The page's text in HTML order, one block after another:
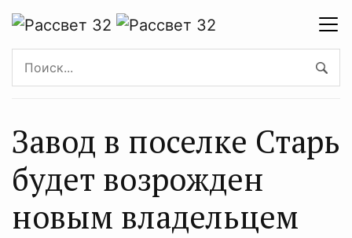
Завод в поселке Старь
будет возрожден
новым владельцем